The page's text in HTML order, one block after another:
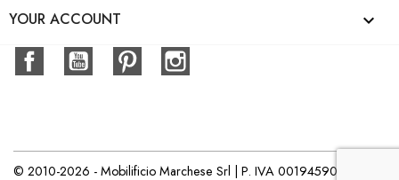
YOUR ACCOUNT 
Facebook YouTube Pinterest
© 2010-2026 - Mobilificio Marchese Srl | P. IVA 00194590832 -